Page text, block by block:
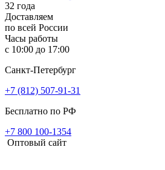
32 года
Доставляем
по всей России
Часы работы
с 10:00 до 17:00
Санкт-Петербург
+7 (812) 507-91-31
Бесплатно по РФ
+7 800 100-1354
Оптовый сайт